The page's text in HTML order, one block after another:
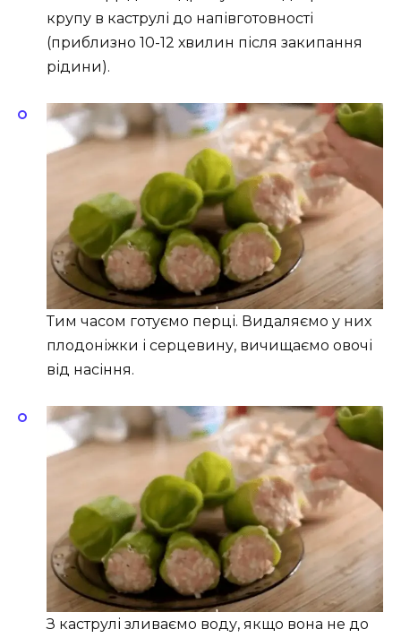
крупу в каструлі до напівготовності
(приблизно 10-12 хвилин після закипання
рідини).
Тим часом готуємо перці. Видаляємо у них
плодоніжки і серцевину, вичищаємо овочі
від насіння.
З каструлі зливаємо воду, якщо вона не до